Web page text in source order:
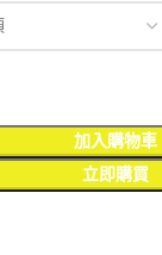
加入購物車
立即購買